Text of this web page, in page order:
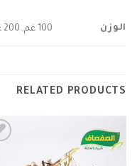
الوزن 100 غم, 200 غم, 500 غم
RELATED PRODUCTS